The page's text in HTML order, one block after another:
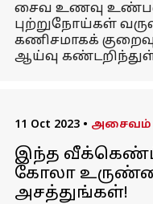
சைவ உணவு
புற்றுநோய்கள்
கணிசமாகக்
ஆய்வு
11 Oct 2023 • அசைவம்
இந்த வீக்கெண்ட்,
கோலா
அசத்துங்கள்!